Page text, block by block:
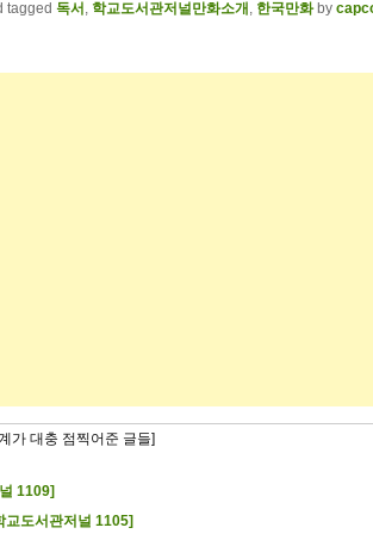
tagged 독서 , 학교도서관저널만화소개 , 한국만화by
가 대충 점찍어준 글들]
1109]
교도서관저널 1105]